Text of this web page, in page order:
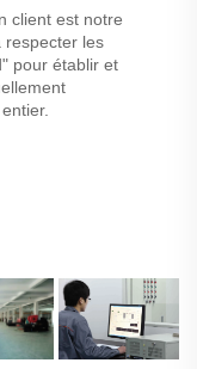
client est notre
respecter les
pour établir et